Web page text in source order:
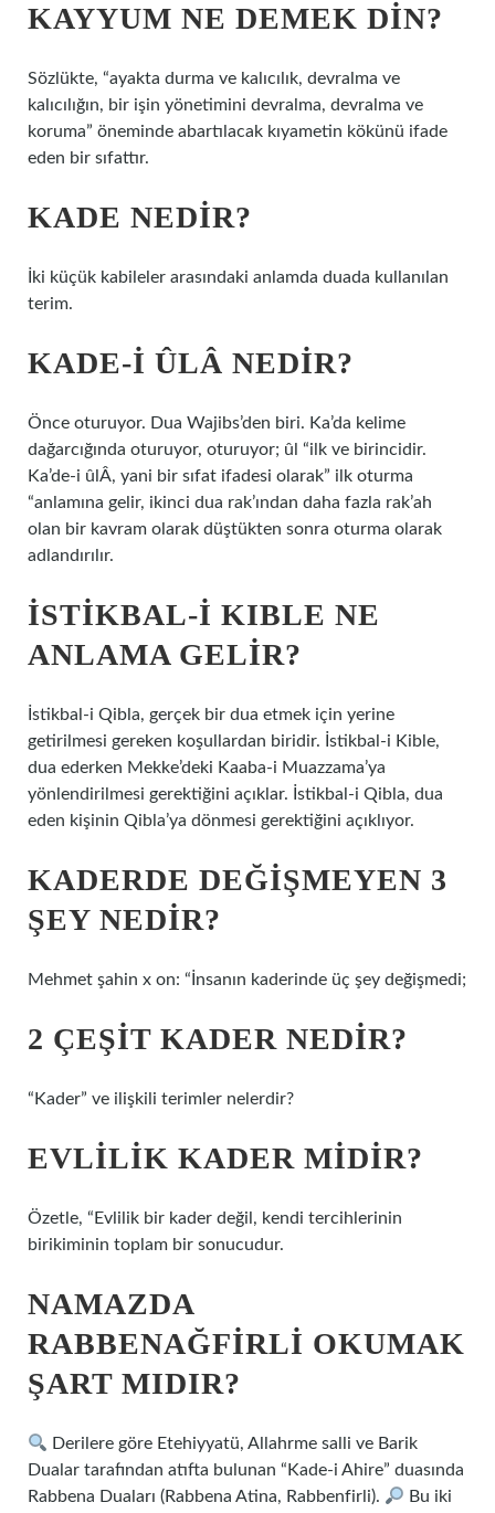
KAYYUM NE DEMEK DIN?
Sözlükte, “ayakta durma ve kalıcılık, devralma ve
kalıcılığın, bir işin yönetimini devralma, devralma ve
koruma” öneminde abartılacak kıyametin kökünü ifade
eden bir sıfattır.
KADE NEDIR?
İki küçük kabileler arasındaki anlamda duada kullanılan
terim.
KADE-I ÛLÂ NEDIR?
Önce oturuyor. Dua Wajibs’den biri. Ka’da kelime
dağarcığında oturuyor, oturuyor; ûl “ilk ve birincidir.
Ka’de-i ûlÂ, yani bir sıfat ifadesi olarak” ilk oturma
“anlamına gelir, ikinci dua rak’ından daha fazla rak’ah
olan bir kavram olarak düştükten sonra oturma olarak
adlandırılır.
İSTIKBAL-I KIBLE NE
ANLAMA GELIR?
İstikbal-i Qibla, gerçek bir dua etmek için yerine
getirilmesi gereken koşullardan biridir. İstikbal-i Kible,
dua ederken Mekke’deki Kaaba-i Muazzama’ya
yönlendirilmesi gerektiğini açıklar. İstikbal-i Qibla, dua
eden kişinin Qibla’ya dönmesi gerektiğini açıklıyor.
KADERDE DEĞIŞMEYEN 3
ŞEY NEDIR?
Mehmet şahin x on: “İnsanın kaderinde üç şey değişmedi;
2 ÇEŞIT KADER NEDIR?
“Kader” ve ilişkili terimler nelerdir?
EVLILIK KADER MIDIR?
Özetle, “Evlilik bir kader değil, kendi tercihlerinin
birikiminin toplam bir sonucudur.
NAMAZDA
RABBENAĞFIRLI OKUMAK
ŞART MIDIR?
Derilere göre Etehiyyatü, Allahrme salli ve Barik
Dualar tarafından atıfta bulunan “Kade-i Ahire” duasında
Rabbena Duaları (Rabbena Atina, Rabbenfirli).
Bu iki